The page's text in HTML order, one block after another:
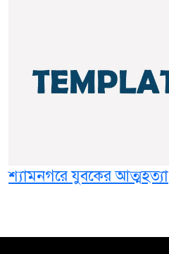
শ্যামনগরে যুবকের আত্মহত্যা